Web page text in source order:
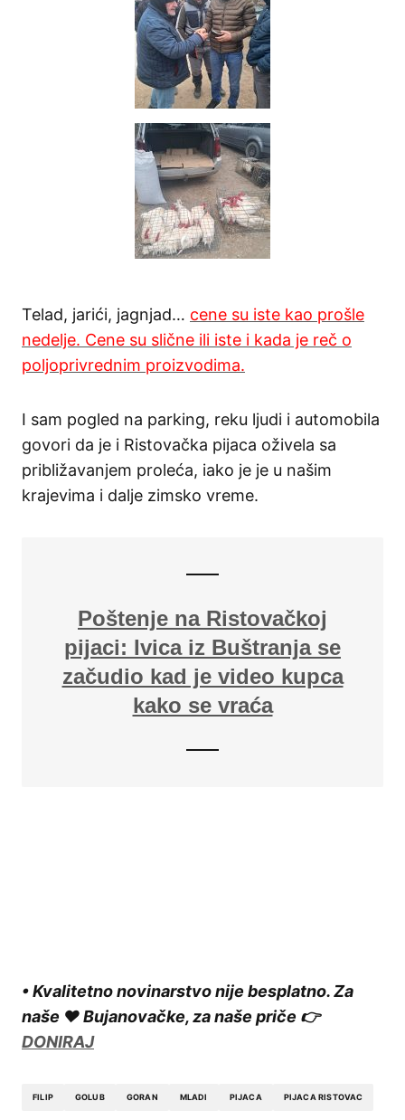
Telad, jarići, jagnjad… cene su iste kao prošle
nedelje. Cene su slične ili iste i kada je reč o
poljoprivrednim proizvodima.
I sam pogled na parking, reku ljudi i automobila
govori da je i Ristovačka pijaca oživela sa
približavanjem proleća, iako je je u našim
krajevima i dalje zimsko vreme.
Poštenje na Ristovačkoj
pijaci: Ivica iz Buštranja se
začudio kad je video kupca
kako se vraća
• Kvalitetno novinarstvo nije besplatno. Za
naše ❤️ Bujanovačke, za naše priče 👉
DONIRAJ
FILIP GOLUB GORAN MLADI PIJACA PIJACA RISTOVAC